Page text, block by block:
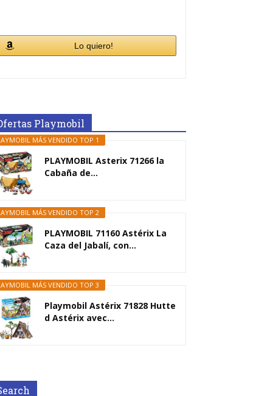
Lo quiero!
Playmobil
MÁS VENDIDO TOP 1
PLAYMOBIL Asterix 71266 la
Cabaña de...
MÁS VENDIDO TOP 2
PLAYMOBIL 71160 Astérix La
Caza del Jabalí, con...
MÁS VENDIDO TOP 3
Playmobil Astérix 71828 Hutte
d Astérix avec...